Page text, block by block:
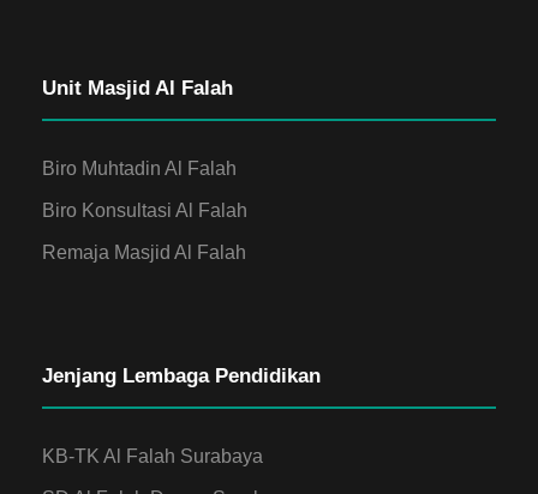
Unit Masjid Al Falah
Biro Muhtadin Al Falah
Biro Konsultasi Al Falah
Remaja Masjid Al Falah
Jenjang Lembaga Pendidikan
KB-TK Al Falah Surabaya